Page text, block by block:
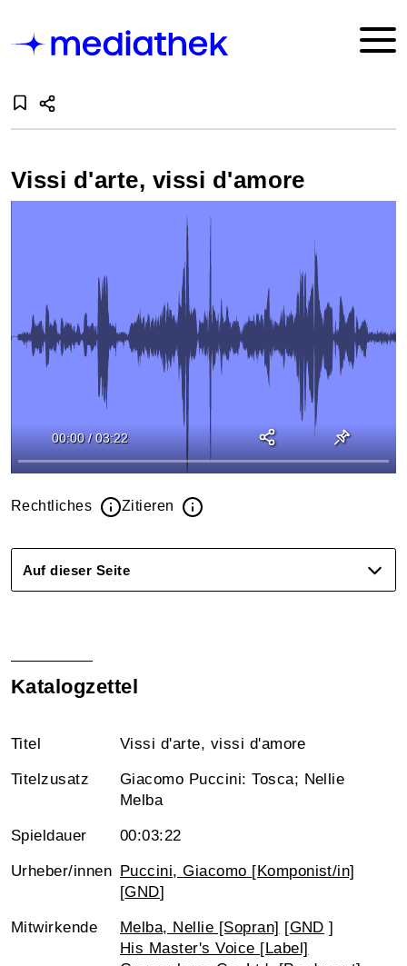
Vissi d'arte, vissi d'amore
00:00 / 03:22
Rechtliches Zitieren
Auf dieser Seite
Katalogzettel
Titel Vissi d'arte, vissi d'amore
Titelzusatz
Giacomo Puccini: Tosca; Nellie
Melba
Spieldauer 00:03:22
Urheber/innen Puccini, Giacomo [Komponist/in]
[GND]
Mitwirkende Melba, Nellie [Sopran] [GND ]
His Master's Voice [Label]